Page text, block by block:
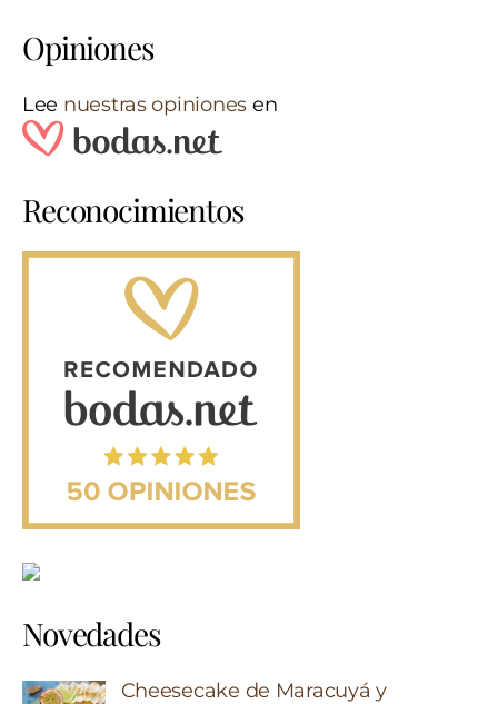
Opiniones
Lee nuestras opiniones en
Reconocimientos
Novedades
Cheesecake de Maracuyá y